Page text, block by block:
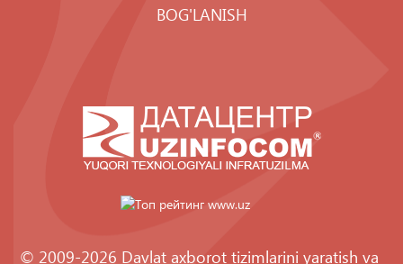
BOG'LANISH
© 2009-2026 Davlat axborot tizimlarini yaratish va